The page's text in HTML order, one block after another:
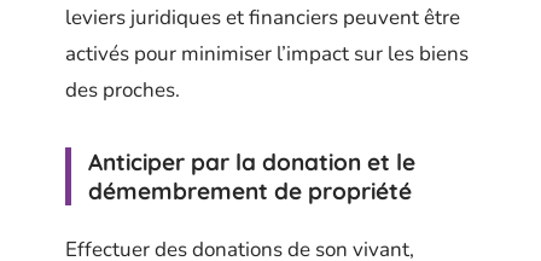
leviers juridiques et financiers peuvent être
activés pour minimiser l’impact sur les biens
des proches.
Anticiper par la donation et le
démembrement de propriété
Effectuer des donations de son vivant,